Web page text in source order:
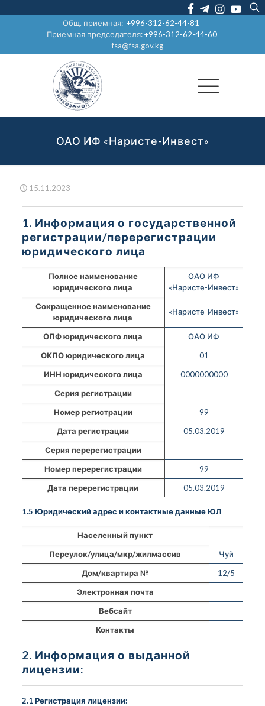
Общ. приемная:+996-312-62-44-81
Приемная председателя:+996-312-62-44-60
fsa@fsa.gov.kg
ОАО ИФ «Наристе-Инвест»
15.11.2023
1. Информация о государственной
регистрации/перерегистрации
юридического лица
Полное наименование
юридического лица
ОАО ИФ
«Наристе-Инвест»
Сокращенное наименование
юридического лица
«Наристе-Инвест»
ОПФ юридического лица
ОАО ИФ
ОКПО юридического лица
01
ИНН юридического лица
0000000000
Серия регистрации
Номер регистрации
99
Дата регистрации
05.03.2019
Серия перерегистрации
Номер перерегистрации
99
Дата перерегистрации
05.03.2019
1.5 Юридический адрес и контактные данные ЮЛ
Населенный пункт
Переулок/улица/мкр/жилмассив
Чуй
Дом/квартира №
12/5
Электронная почта
Вебсайт
Контакты
2. Информация о выданной
лицензии:
2.1 Регистрация лицензии: